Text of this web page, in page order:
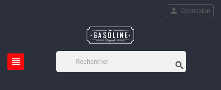
 
 Connexion